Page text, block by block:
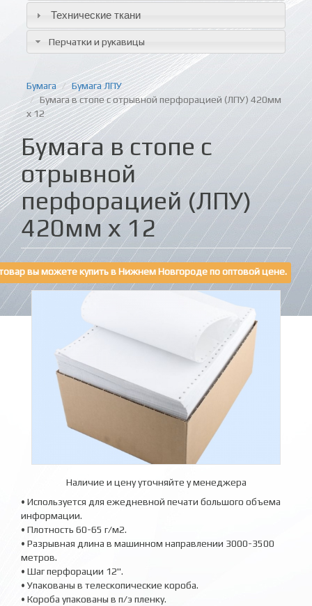
Технические ткани
Перчатки и рукавицы
Бумага
Бумага ЛПУ
Бумага в стопе с отрывной перфорацией (ЛПУ) 420мм
х 12
Бумага в стопе с
отрывной
перфорацией (ЛПУ)
420мм х 12
вы можете купить в Нижнем Новгороде по оптовой цене.
Наличие и цену уточняйте у менеджера
• Используется для ежедневной печати большого объема
информации.
• Плотность 60-65 г/м2.
• Разрывная длина в машинном направлении 3000-3500
метров.
• Шаг перфорации 12".
• Упакованы в телескопические короба.
• Короба упакованы в п/э пленку.